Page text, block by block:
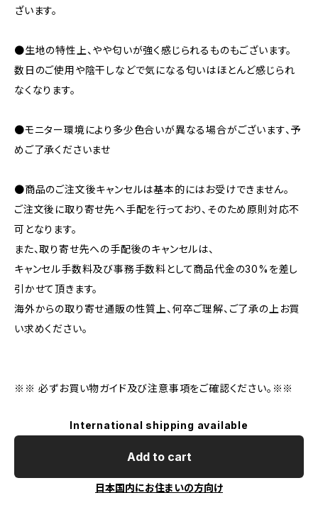
ざいます。
●生地の特性上、やや匂いが強く感じられるものもございます。
数日のご使用や陰干しなどで気になる匂いはほとんど感じられ
なくなります。
●モニター環境により多少色合いが異なる場合がございます、予
めご了承くださいませ
●商品のご注文後キャンセルは基本的にはお受けできません。
ご注文後に取り寄せ先へ手配を行っており、そのため原則対応不
可となります。
また、取り寄せ先への手配後のキャンセルは、
キャンセル手数料及び事務手数料として商品代金の30%を差し
引かせて頂きます。
海外からの取り寄せ通販の性質上、何卒ご理解、ご了承の上お買
い求めください。
※※ 必ずお買い物ガイド及び注意事項をご確認ください。※※
International shipping available
Add to cart
日本国内にお住まいの方向け